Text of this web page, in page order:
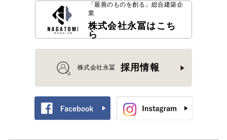
「最善のものを創る」 総合建築企
業
株式会社永冨はこち
ら
株式会社永冨 採用情報